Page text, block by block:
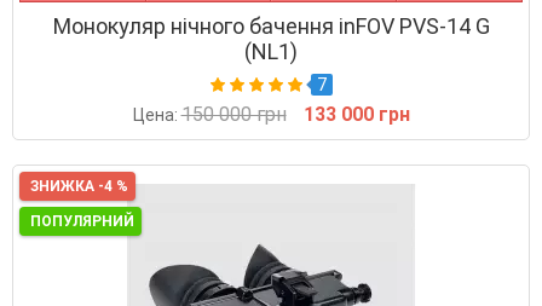
Монокуляр нічного бачення inFOV PVS-14 G
(NL1)
7
Цена:150 000 грн 133 000 грн
ЗНИЖКА -4 %
ПОПУЛЯРНИЙ